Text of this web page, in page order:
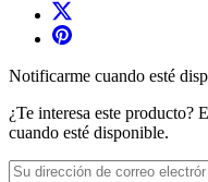
Notificarme cuando esté
¿Te interesa este producto?
cuando esté disponible.